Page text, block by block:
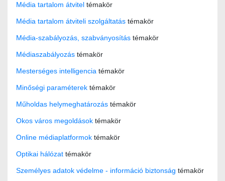
Média tartalom átvitel témakör
Média tartalom átviteli szolgáltatás témakör
Média-szabályozás, szabványosítás témakör
Médiaszabályozás témakör
Mesterséges intelligencia témakör
Minőségi paraméterek témakör
Műholdas helymeghatározás témakör
Okos város megoldások témakör
Online médiaplatformok témakör
Optikai hálózat témakör
Személyes adatok védelme - információ biztonság témakör